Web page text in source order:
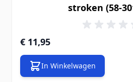
stroken (58-
€ 11,95
In Winkelwagen